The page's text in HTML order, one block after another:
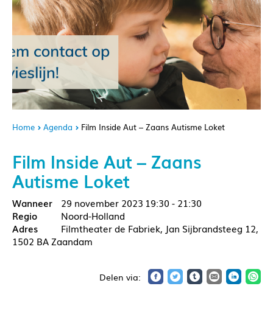
Home Agenda Film Inside Aut – Zaans Autisme Loket
Film Inside Aut – Zaans
Autisme Loket
29 november 2023 19:30 - 21:30
Noord-Holland
Filmtheater de Fabriek, Jan Sijbrandsteeg 12,
1502 BA Zaandam